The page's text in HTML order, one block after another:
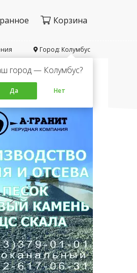
Корзина
Город: Колумбус
город — Колумбус?
Да Нет